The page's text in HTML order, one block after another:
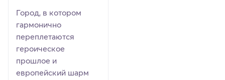
Город, в котором
гармонично
переплетаются
героическое
прошлое и
европейский шарм